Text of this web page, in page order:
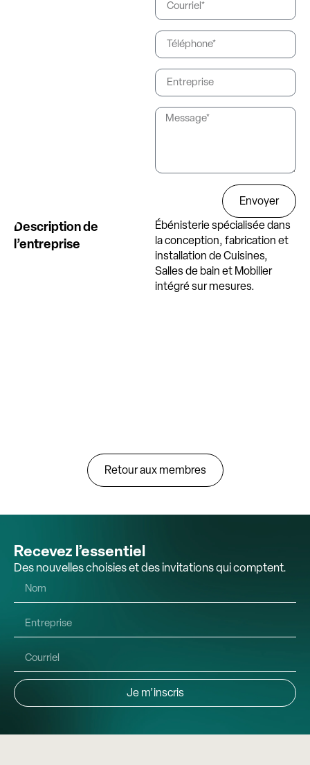
Envoyer
Description de
l’entreprise
Ébénisterie spécialisée dans
la conception, fabrication et
installation de Cuisines,
Salles de bain et Mobilier
intégré sur mesures.
Retour aux membres
Recevez l’essentiel
Des nouvelles choisies et des invitations qui comptent.
Je m’inscris